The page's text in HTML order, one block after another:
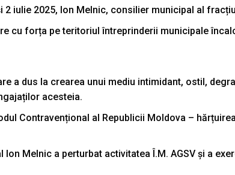
iulie 2025, Ion Melnic, consilier municipal al
cu forța pe teritoriul întreprinderii municipale
a dus la crearea unui mediu intimidant, ostil,
acesteia.
Contravențional al Republicii Moldova –
Melnic a perturbat activitatea Î.M. AGSV și a